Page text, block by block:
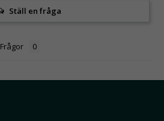
Ställ en fråga
Frågor